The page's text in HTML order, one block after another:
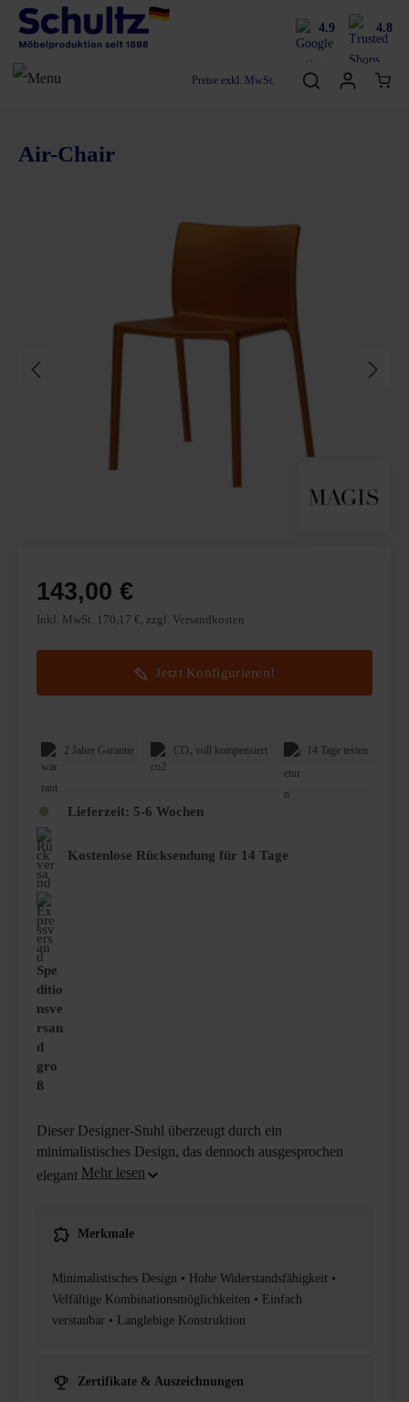
4.9 4.8
Preise exkl. MwSt.
Air-Chair
2 Jahre Garantie CO₂ voll kompensiert 14 Tage testen
Lieferzeit: 5-6 Wochen
Kostenlose Rücksendung für 14 Tage
Spe
ditio
nsve
rsan
d
gro
ß
Dieser Designer-Stuhl überzeugt durch ein
minimalistisches Design, das dennoch ausgesprochen
elegant
143,00 €
Inkl. MwSt. 170,17 €, zzgl. Versandkosten
Jetzt Konfigurieren!
Merkmale
Minimalistisches Design • Hohe Widerstandsfähigkeit •
Velfältige Kombinationsmöglichkeiten • Einfach
verstaubar • Langlebige Konstruktion
Zertifikate & Auszeichnungen